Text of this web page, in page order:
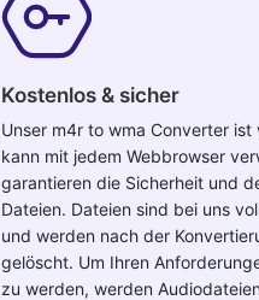
Kostenlos & sicher
Unser m4r to wma Converter ist
kann mit jedem Webbrowser
garantieren die Sicherheit und
Dateien. Dateien sind bei uns
und werden nach der
gelöscht. Um Ihren
zu werden, werden